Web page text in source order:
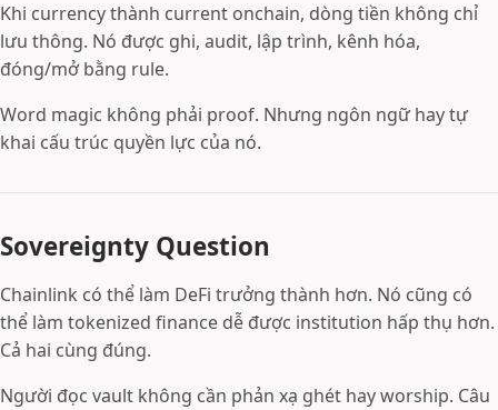
Khi currency thành current onchain, dòng tiền không chỉ
lưu thông. Nó được ghi, audit, lập trình, kênh hóa,
đóng/mở bằng rule.
Word magic không phải proof. Nhưng ngôn ngữ hay tự
khai cấu trúc quyền lực của nó.
Sovereignty Question
Chainlink có thể làm DeFi trưởng thành hơn. Nó cũng có
thể làm tokenized finance dễ được institution hấp thụ hơn.
Cả hai cùng đúng.
Người đọc vault không cần phản xạ ghét hay worship. Câu